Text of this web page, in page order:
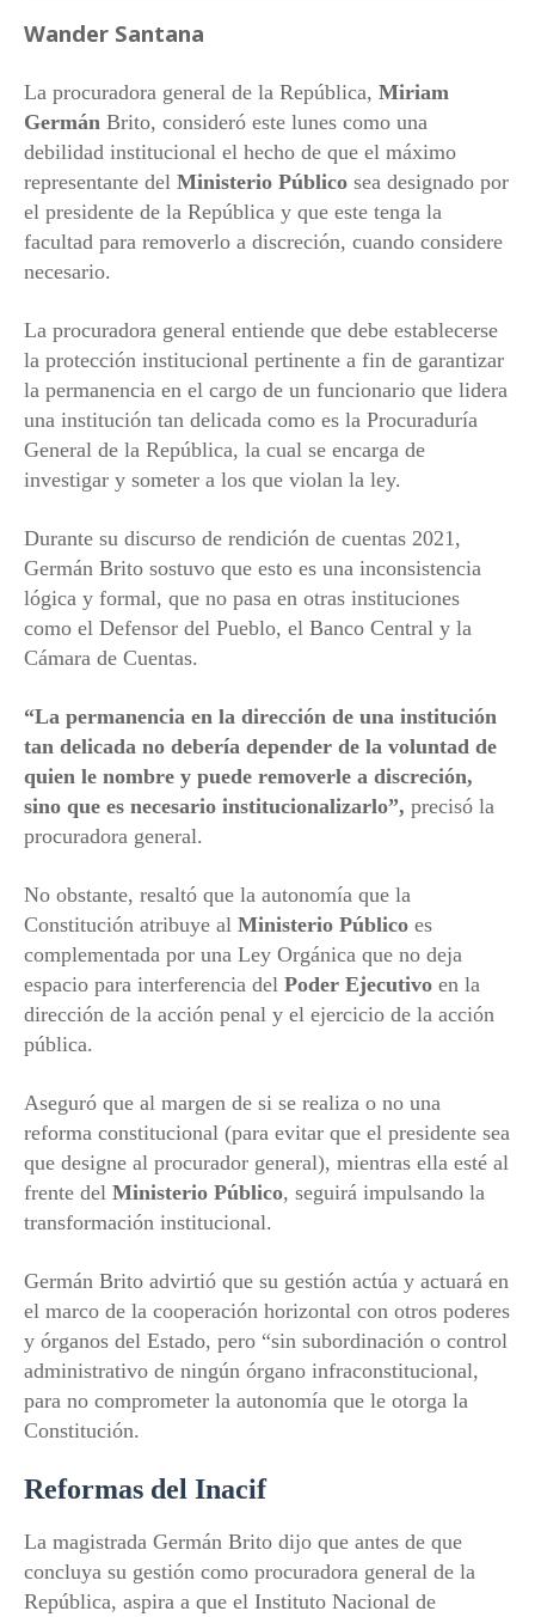
Wander Santana
La procuradora general de la República, Miriam
Germán Brito, consideró este lunes como una
debilidad institucional el hecho de que el máximo
representante del Ministerio Público sea designado por
el presidente de la República y que este tenga la
facultad para removerlo a discreción, cuando considere
necesario.
La procuradora general entiende que debe establecerse
la protección institucional pertinente a fin de garantizar
la permanencia en el cargo de un funcionario que lidera
una institución tan delicada como es la Procuraduría
General de la República, la cual se encarga de
investigar y someter a los que violan la ley.
Durante su discurso de rendición de cuentas 2021,
Germán Brito sostuvo que esto es una inconsistencia
lógica y formal, que no pasa en otras instituciones
como el Defensor del Pueblo, el Banco Central y la
Cámara de Cuentas.
“La permanencia en la dirección de una institución
tan delicada no debería depender de la voluntad de
quien le nombre y puede removerle a discreción,
sino que es necesario institucionalizarlo”, precisó la
procuradora general.
No obstante, resaltó que la autonomía que la
Constitución atribuye al Ministerio Público es
complementada por una Ley Orgánica que no deja
espacio para interferencia del Poder Ejecutivo en la
dirección de la acción penal y el ejercicio de la acción
pública.
Aseguró que al margen de si se realiza o no una
reforma constitucional (para evitar que el presidente sea
que designe al procurador general), mientras ella esté al
frente del Ministerio Público, seguirá impulsando la
transformación institucional.
Germán Brito advirtió que su gestión actúa y actuará en
el marco de la cooperación horizontal con otros poderes
y órganos del Estado, pero “sin subordinación o control
administrativo de ningún órgano infraconstitucional,
para no comprometer la autonomía que le otorga la
Constitución.
Reformas del Inacif
La magistrada Germán Brito dijo que antes de que
concluya su gestión como procuradora general de la
República, aspira a que el Instituto Nacional de